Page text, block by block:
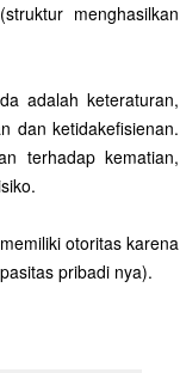
menghasilkan
adalah keteraturan,
dan ketidakefisienan.
terhadap kematian,
otoritas karena
pribadi nya).